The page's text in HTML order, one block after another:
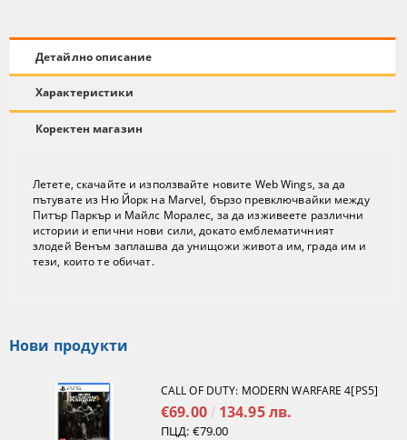
Детайлно описание
Характеристики
Коректен магазин
Летете, скачайте и използвайте новите Web Wings, за да
пътувате из Ню Йорк на Marvel, бързо превключвайки между
Питър Паркър и Майлс Моралес, за да изживеете различни
истории и епични нови сили, докато емблематичният
злодей Венъм заплашва да унищожи живота им, града им и
тези, които те обичат.
Нови продукти
CALL OF DUTY: MODERN WARFARE 4[PS5]
€69.00 134.95 лв.
ПЦД: €79.00